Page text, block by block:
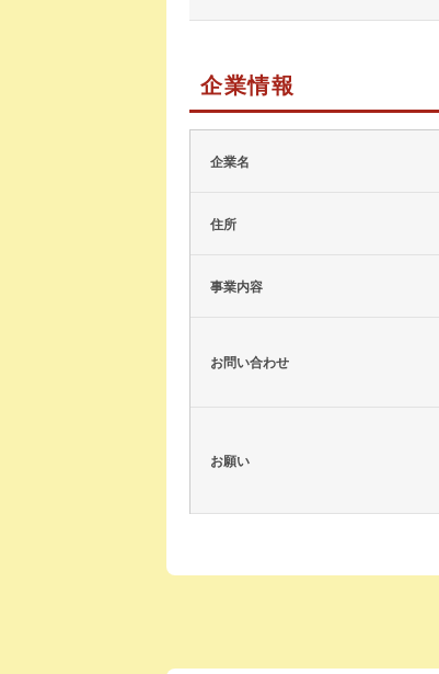
企業情報
企業名
住所
事業内容
お問い合わせ
お願い